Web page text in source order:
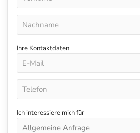
Ihre Kontaktdaten
Ich interessiere mich für